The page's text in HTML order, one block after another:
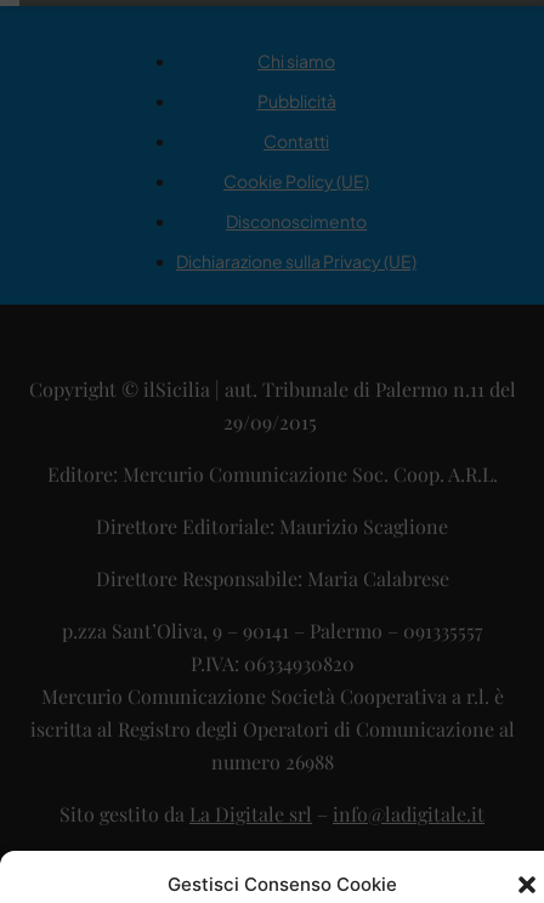
Gestisci Consenso Cookie
Chi siamo
Pubblicità
Contatti
Cookie Policy (UE)
Disconoscimento
Dichiarazione sulla Privacy (UE)
Copyright © ilSicilia | aut. Tribunale di Palermo n.11 del
29/09/2015
Editore: Mercurio Comunicazione Soc. Coop. A.R.L.
Direttore Editoriale: Maurizio Scaglione
Direttore Responsabile: Maria Calabrese
p.zza Sant’Oliva, 9 – 90141 – Palermo – 091335557
P.IVA: 06334930820
Mercurio Comunicazione Società Cooperativa a r.l. è
iscritta al Registro degli Operatori di Comunicazione al
numero 26988
Sito gestito da La Digitale srl – info@ladigitale.it